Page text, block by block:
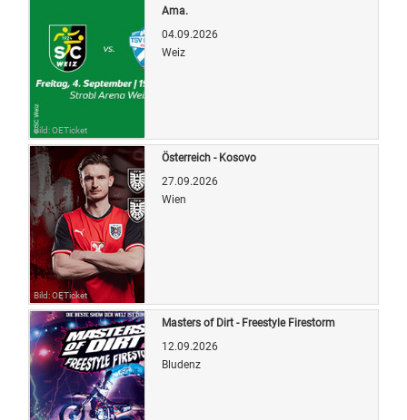
Bild: OETicket
Ama.
04.09.2026
Weiz
Bild: OETicket
Österreich - Kosovo
27.09.2026
Wien
Masters of Dirt - Freestyle Firestorm
12.09.2026
Bludenz